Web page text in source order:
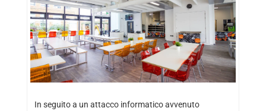
In seguito a un attacco informatico avvenuto